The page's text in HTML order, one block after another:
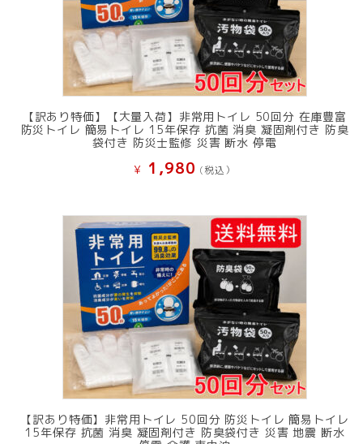
【訳あり特価】【大量入荷】非常用トイレ 50回分 在庫豊富
防災トイレ 簡易トイレ 15年保存 抗菌 消臭 凝固剤付き 防臭
袋付き 防災士監修 災害 断水 停電
¥ 1,980 (税込）
【訳あり特価】非常用トイレ 50回分 防災トイレ 簡易トイレ
15年保存 抗菌 消臭 凝固剤付き 防臭袋付き 災害 地震 断水